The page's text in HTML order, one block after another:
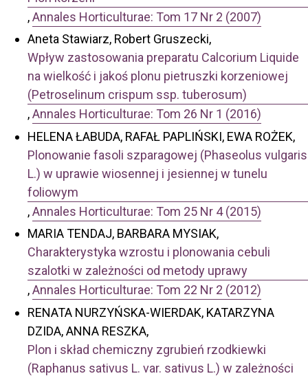
,Annales Horticulturae: Tom 17 Nr 2 (2007)
Aneta Stawiarz, Robert Gruszecki,
Wpływ zastosowania preparatu Calcorium Liquide
na wielkość i jakoś plonu pietruszki korzeniowej
(Petroselinum crispum ssp. tuberosum)
,Annales Horticulturae: Tom 26 Nr 1 (2016)
HELENA ŁABUDA, RAFAŁ PAPLIŃSKI, EWA ROŻEK,
Plonowanie fasoli szparagowej (Phaseolus vulgaris
L.) w uprawie wiosennej i jesiennej w tunelu
foliowym
,Annales Horticulturae: Tom 25 Nr 4 (2015)
MARIA TENDAJ, BARBARA MYSIAK,
Charakterystyka wzrostu i plonowania cebuli
szalotki w zależności od metody uprawy
,Annales Horticulturae: Tom 22 Nr 2 (2012)
RENATA NURZYŃSKA-WIERDAK, KATARZYNA
DZIDA, ANNA RESZKA,
Plon i skład chemiczny zgrubień rzodkiewki
(Raphanus sativus L. var. sativus L.) w zależności